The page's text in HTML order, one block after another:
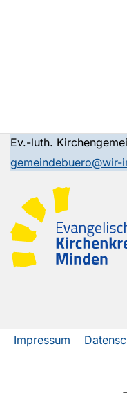
Ev.-luth.
gemeindebuero@wir-
Impressum